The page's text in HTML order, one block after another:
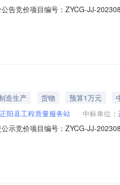
告竞价项目编号：ZYCG-JJ-
（二）采购项目信息发起竞价时
造生产 货物 预算1万元
正阳县工程质量服务站 中标单位：
示竞价项目编号：ZYCG-JJ-
（北京时间）：2023-08-